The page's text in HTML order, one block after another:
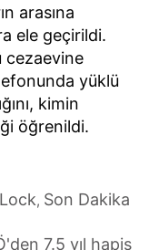
arasına
ele geçirildi.
cezaevine
yüklü
kimin
öğrenildi.
, Son Dakika
7.5 yıl hapis